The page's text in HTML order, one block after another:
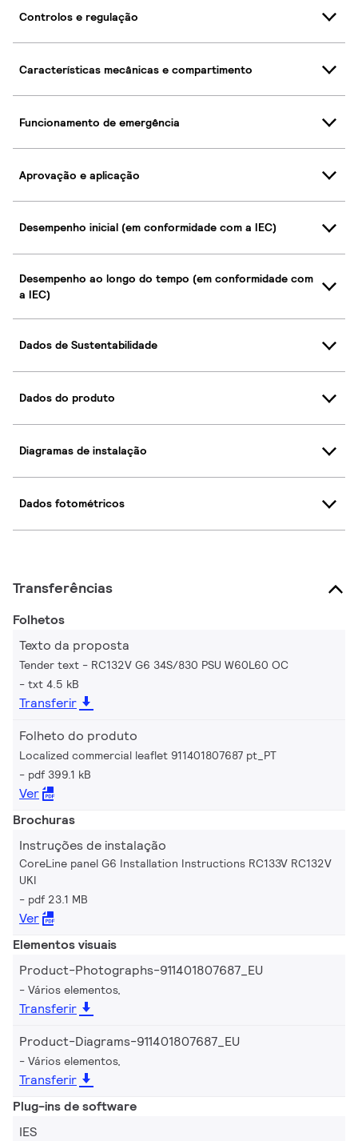
Controlos e regulação
Características mecânicas e compartimento
Funcionamento de emergência
Aprovação e aplicação
Desempenho inicial (em conformidade com a IEC)
Desempenho ao longo do tempo (em conformidade com
a IEC)
Dados de Sustentabilidade
Dados do produto
Diagramas de instalação
Dados fotométricos
Transferências
Folhetos
Texto da proposta
Tender text - RC132V G6 34S/830 PSU W60L60 OC
txt 4.5 kB
Transferir
Folheto do produto
Localized commercial leaflet 911401807687 pt_PT
pdf 399.1 kB
Ver
Brochuras
Instruções de instalação
CoreLine panel G6 Installation Instructions RC133V RC132V
UKI
pdf 23.1 MB
Ver
Elementos visuais
Product-Photographs-911401807687_EU
Vários elementos,
Transferir
Product-Diagrams-911401807687_EU
Vários elementos,
Transferir
Plug-ins de software
IES